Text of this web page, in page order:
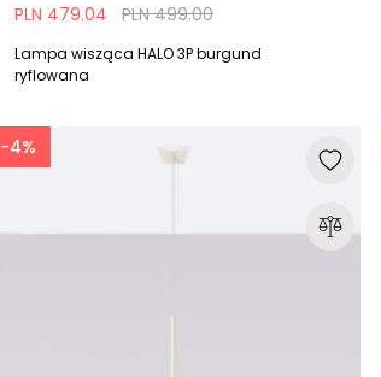
PLN 499.00
PLN 479.04
Lampa wisząca HALO 3P burgund
ryflowana
-4%